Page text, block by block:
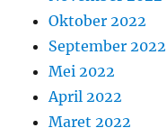
Oktober 2022
September 2022
Mei 2022
April 2022
Maret 2022